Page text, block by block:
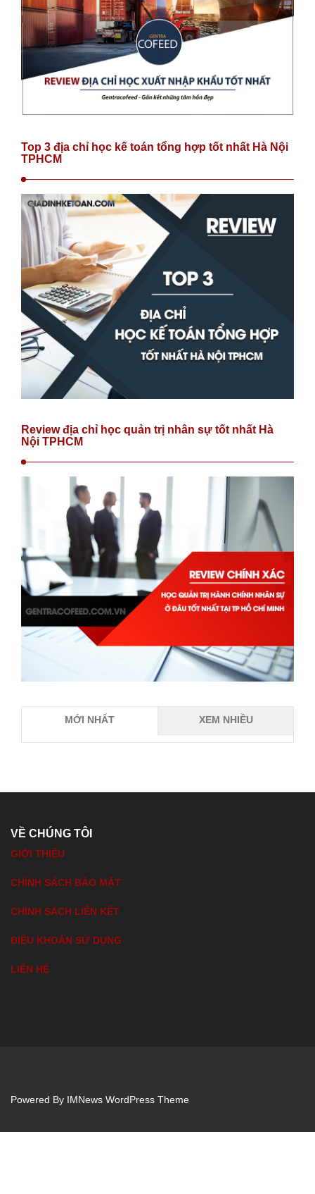
Top 3 địa chỉ học kế toán tổng hợp tốt nhất Hà Nội
TPHCM
Review địa chỉ học quản trị nhân sự tốt nhất Hà
Nội TPHCM
MỚI NHẤT XEM NHIỀU
VỀ CHÚNG TÔI
GIỚI THIỆU
CHÍNH SÁCH BẢO MẬT
CHÍNH SÁCH LIÊN KẾT
ĐIỀU KHOẢN SỬ DỤNG
LIÊN HỆ
Powered By IMNews WordPress Theme